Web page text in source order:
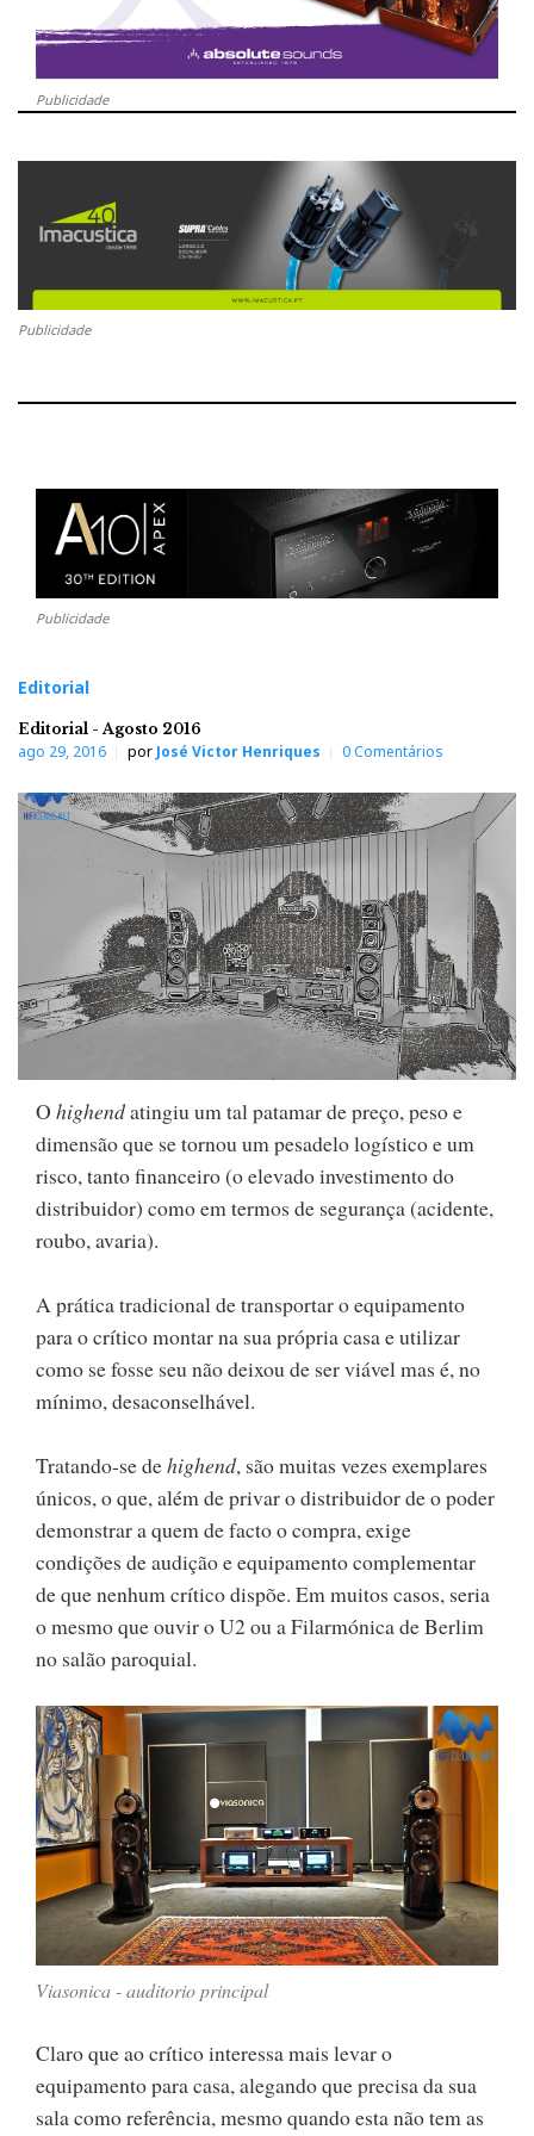
Publicidade
Publicidade
Publicidade
Editorial
Editorial - Agosto 2016
ago 29, 2016 por José Victor Henriques 0 Comentários
O highendatingiu um tal patamar de preço, peso e
dimensão que se tornou um pesadelo logístico e um
risco, tanto financeiro (o elevado investimento do
distribuidor) como em termos de segurança (acidente,
roubo, avaria).
A prática tradicional de transportar o equipamento
para o crítico montar na sua própria casa e utilizar
como se fosse seu não deixou de ser viável mas é, no
mínimo, desaconselhável.
Tratando-se dehighend, são muitas vezes exemplares
únicos, o que, além de privar o distribuidor de o poder
demonstrar a quem de facto o compra, exige
condições de audição e equipamento complementar
de que nenhum crítico dispõe. Em muitos casos, seria
o mesmo que ouvir o U2 ou a Filarmónica de Berlim
no salão paroquial.
Viasonica - auditorio principal
Claro que ao crítico interessa mais levar o
equipamento para casa, alegando que precisa da sua
sala como referência, mesmo quando esta não tem as